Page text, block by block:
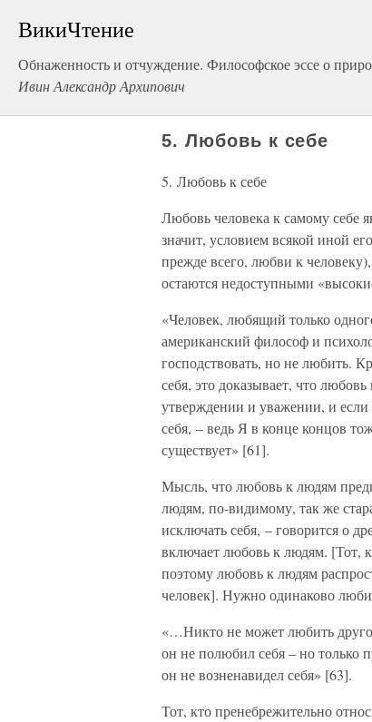
ВикиЧтение
Обнаженность и отчуждение. Философское эссе о
Ивин Александр Архипович
5. Любовь к себе
5. Любовь к себе
Любовь человека к самому себе
значит, условием всякой иной
прежде всего, любви к
остаются недоступными
«Человек, любящий только
американский философ и
господствовать, но не любить.
себя, это доказывает, что
утверждении и уважении, и
себя, – ведь Я в конце концов
существует» [61].
Мысль, что любовь к людям
людям, по-видимому, так же
исключать себя, – говорится о
включает любовь к людям. [Тот,
поэтому любовь к людям
человек]. Нужно одинаково
«…Никто не может любить
он не полюбил себя – но только
он не возненавидел себя» [63].
Тот, кто пренебрежительно